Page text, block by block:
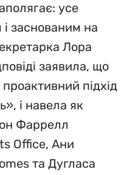
усе
заснованим на
Лора
заявила, що
підхід
і навела як
Фаррелл
Office, Ани
та Дугласа